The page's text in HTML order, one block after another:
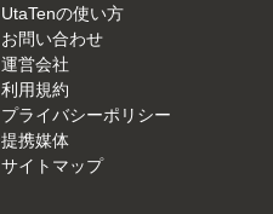
UtaTenの使い方
お問い合わせ
運営会社
利用規約
プライバシーポリシー
提携媒体
サイトマップ